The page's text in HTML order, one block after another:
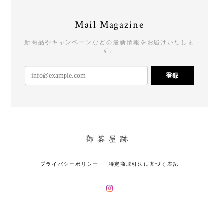
Mail Magazine
新商品やキャンペーンなどの最新情報をお届けいたしま
す。
登録
プライバシーポリシー 特定商取引法に基づく表記